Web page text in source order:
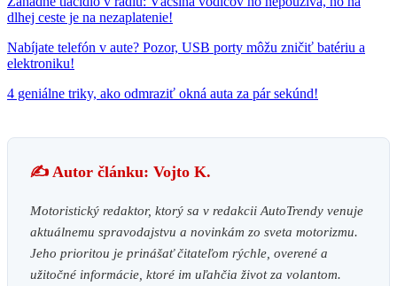
dlhej ceste je na nezaplatenie!
Nabíjate telefón v aute? Pozor, USB porty môžu zničiť batériu a
elektroniku!
4 geniálne triky, ako odmraziť okná auta za pár sekúnd!
✍️ Autor článku: Vojto K.
Motoristický redaktor, ktorý sa v redakcii AutoTrendy venuje
aktuálnemu spravodajstvu a novinkám zo sveta motorizmu.
Jeho prioritou je prinášať čitateľom rýchle, overené a
užitočné informácie, ktoré im uľahčia život za volantom.